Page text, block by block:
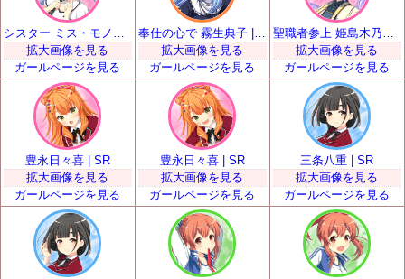
拡大画像を見る
ガールページを見る
奉仕の心で 霧生典子 | SR
拡大画像を見る
ガールページを見る
拡大画像を見る
ガールページを見る
豊永日々喜 | SR
拡大画像を見る
ガールページを見る
豊永日々喜 | SR
拡大画像を見る
ガールページを見る
三条八重 | SR
拡大画像を見る
ガールページを見る